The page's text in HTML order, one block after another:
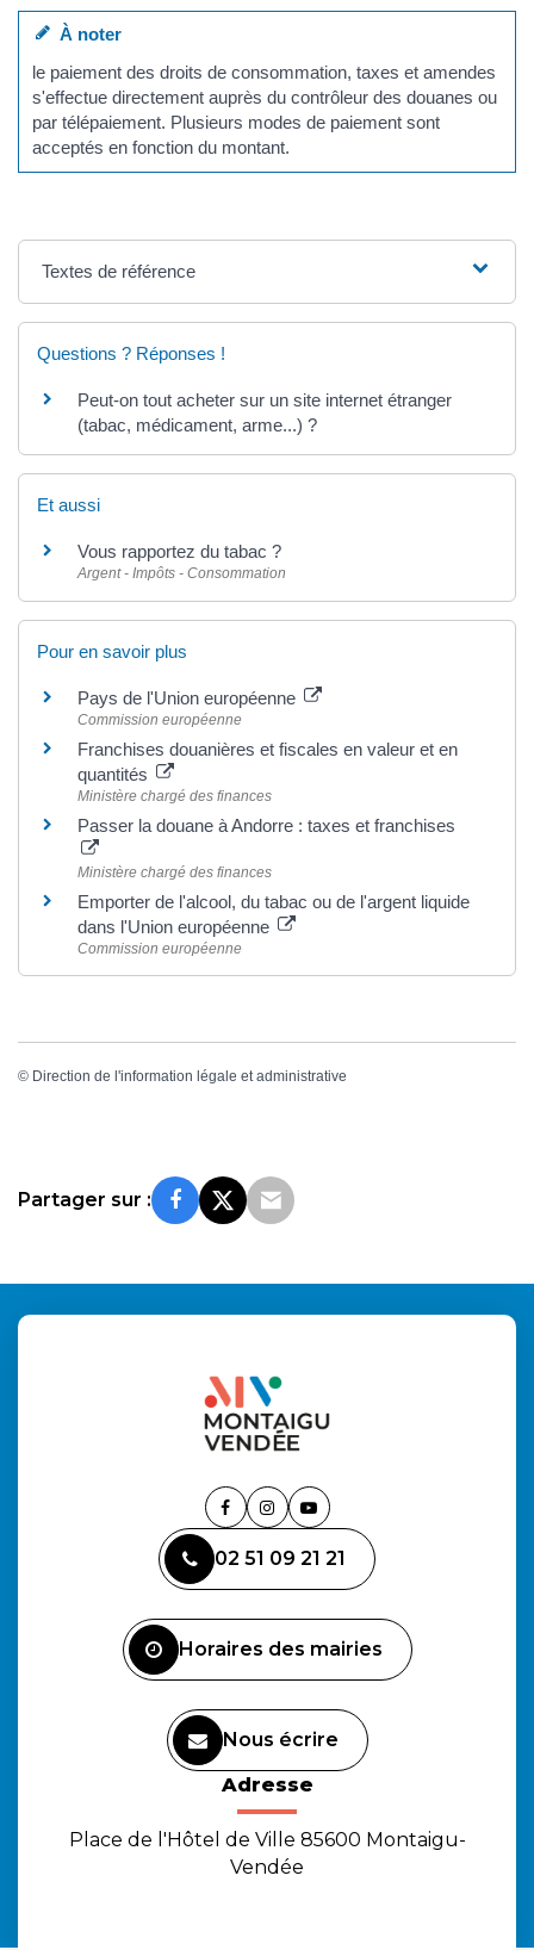
À noter
le paiement des droits de consommation, taxes et amendes
s'effectue directement auprès du contrôleur des douanes ou
par télépaiement. Plusieurs modes de paiement sont
acceptés en fonction du montant.
Textes de référence
Questions ? Réponses !
Peut-on tout acheter sur un site internet étranger
(tabac, médicament, arme...) ?
Et aussi
Vous rapportez du tabac ?
Argent - Impôts - Consommation
Pour en savoir plus
Pays de l'Union européenne
Commission européenne
Franchises douanières et fiscales en valeur et en
quantités
Ministère chargé des finances
Passer la douane à Andorre : taxes et franchises
Ministère chargé des finances
Emporter de l'alcool, du tabac ou de l'argent liquide
dans l'Union européenne
Commission européenne
© Direction de l'information légale et administrative
Partager sur :
Lien
le
compte
Lien
le
compte
Lien
la
chaîne
02 51 09 21 21
Horaires des mairies
Nous écrire
Adresse
Place de l'Hôtel de Ville 85600 Montaigu-
Vendée